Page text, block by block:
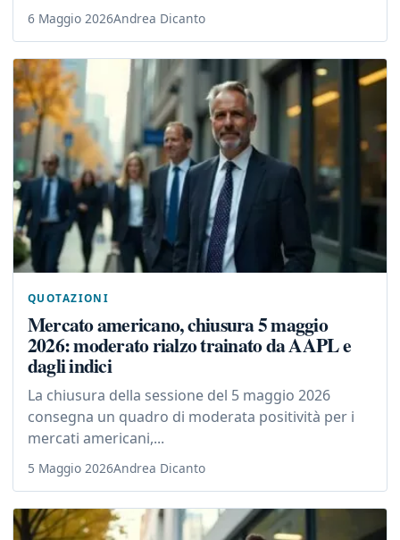
6 Maggio 2026Andrea Dicanto
QUOTAZIONI
Mercato americano, chiusura 5 maggio
2026: moderato rialzo trainato da AAPL e
dagli indici
La chiusura della sessione del 5 maggio 2026
consegna un quadro di moderata positività per i
mercati americani,...
5 Maggio 2026Andrea Dicanto